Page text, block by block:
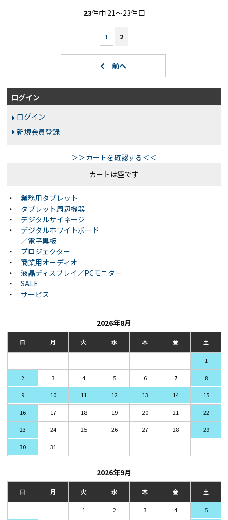
23件中 21〜23件目
1 2
ログイン
ログイン
新規会員登録
＞＞カートを確認する＜＜
カートは空です
・
業務用タブレット
・
タブレット周辺機器
・
デジタルサイネージ
・
デジタルホワイトボード
／電子黒板
・
プロジェクター
・
商業用オーディオ
・
液晶ディスプレイ／PCモニター
・
SALE
・
サービス
2026年8月
日 月 火 水 木 金 土
1
2 3 4 5 6 7 8
9 10 11 12 13 14 15
16 17 18 19 20 21 22
23 24 25 26 27 28 29
30 31
2026年9月
日 月 火 水 木 金 土
1 2 3 4 5